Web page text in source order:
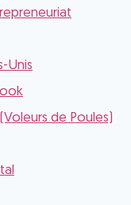
Unis
de Poules)